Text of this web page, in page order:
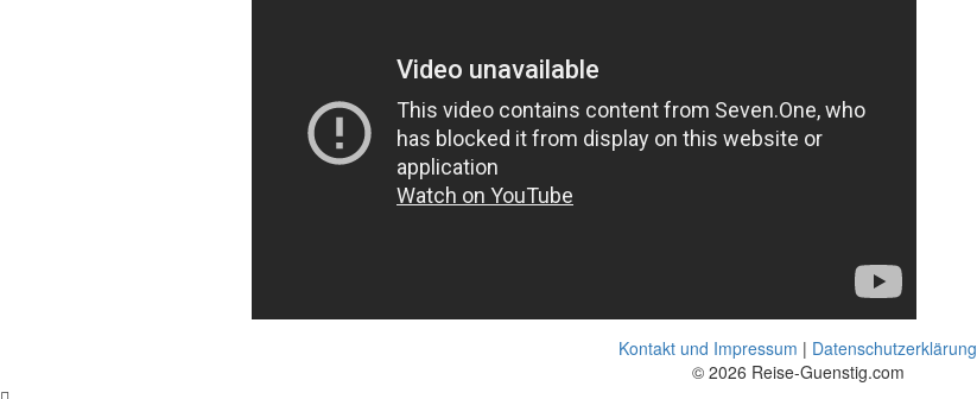
Kontakt und Impressum | Datenschutzerklärung
© 2026 Reise-Guenstig.com